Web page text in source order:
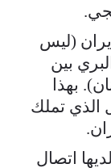
(ليس
بين
بهذا
تملك
اتصال